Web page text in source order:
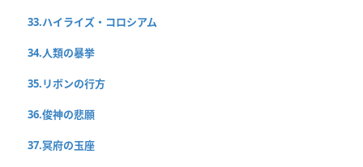
33.ハイライズ・コロシアム
34.人類の暴挙
35.リボンの行方
36.俊神の悲願
37.冥府の玉座